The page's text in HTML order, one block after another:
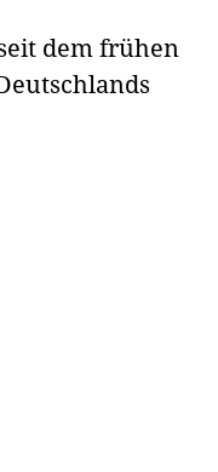
dem frühen